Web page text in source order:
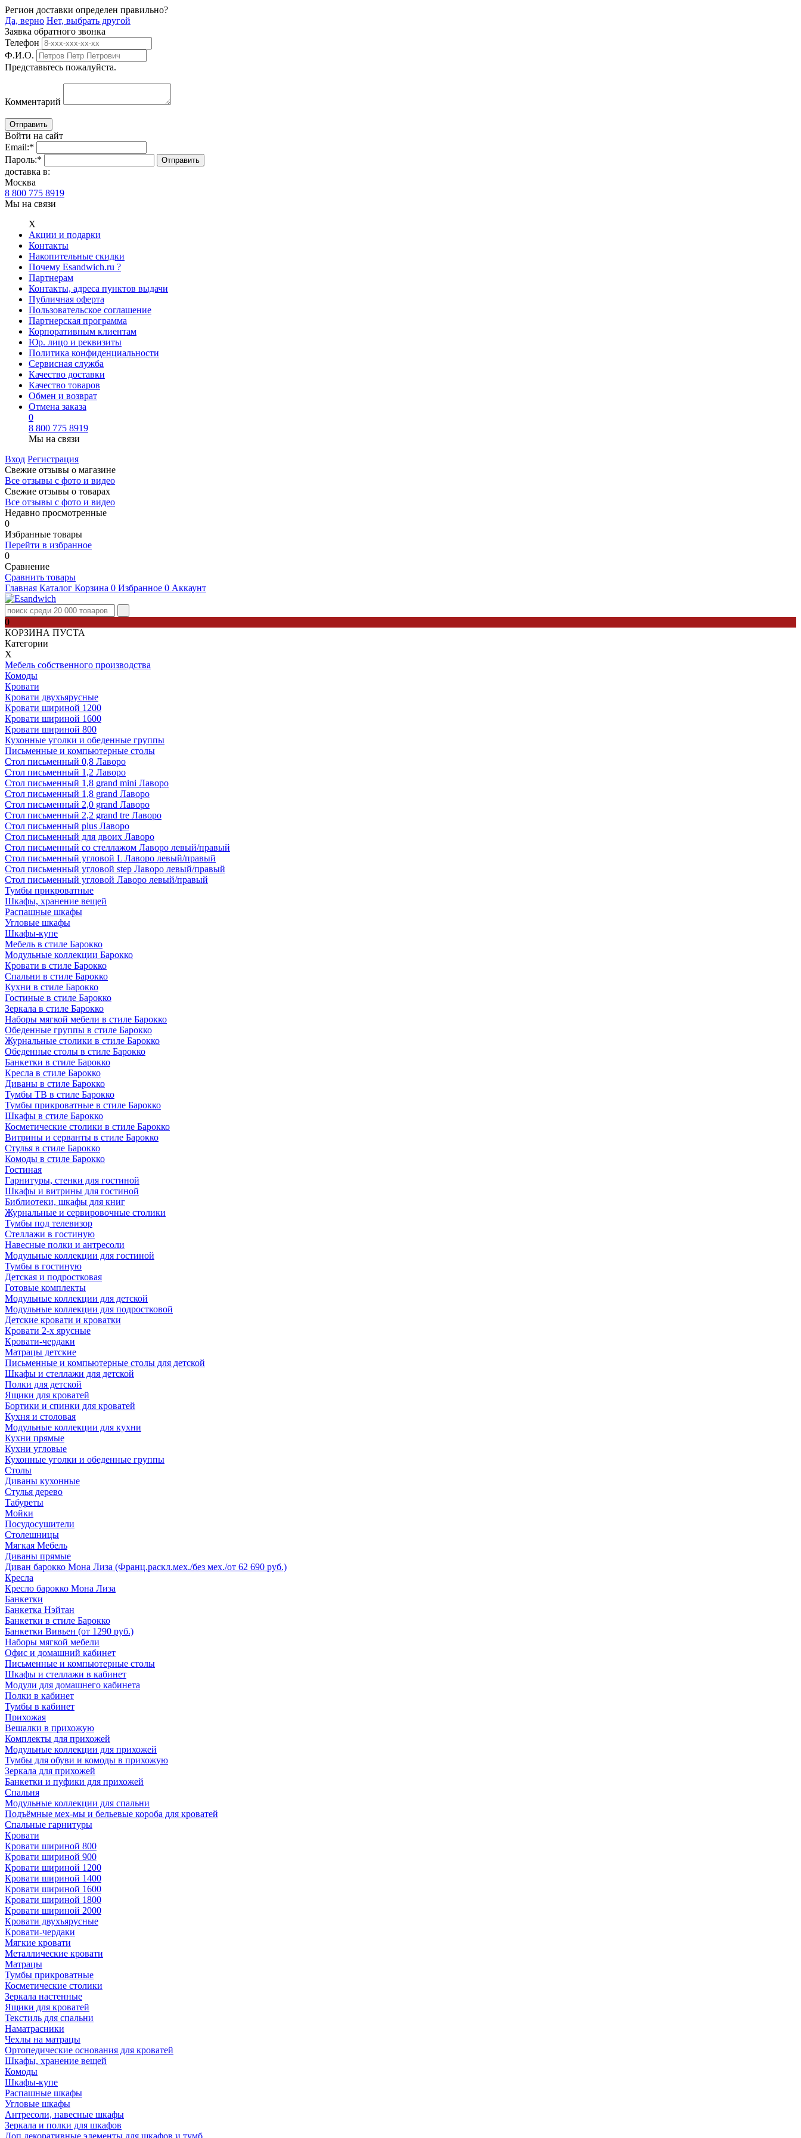
Регион доставки определен правильно?
Да, верно Нет, выбрать другой
Заявка обратного звонка
Телефон
Ф.И.О.
Представьтесь пожалуйста.
Комментарий
Войти на сайт
Email:*
Пароль:*
доставка в:
Москва
8 800 775 8919
Мы на связи
Х
Акции и подарки
Контакты
Накопительные скидки
Почему Esandwich.ru ?
Партнерам
Контакты, адреса пунктов выдачи
Публичная оферта
Пользовательское соглашение
Партнерская программа
Корпоративным клиентам
Юр. лицо и реквизиты
Политика конфиденциальности
Сервисная служба
Качество доставки
Качество товаров
Обмен и возврат
Отмена заказа
0
8 800 775 8919
Мы на связи
Вход Регистрация
Свежие отзывы о магазине
Все отзывы с фото и видео
Свежие отзывы о товарах
Все отзывы c фото и видео
Недавно просмотренные
0
Избранные товары
Перейти в избранное
0
Сравнение
Сравнить товары
Главная Каталог Корзина 0 Избранное 0 Аккаунт
0
КОРЗИНА ПУСТА
Категории
Х
Мебель собственного производства
Комоды
Кровати
Кровати двухъярусные
Кровати шириной 1200
Кровати шириной 1600
Кровати шириной 800
Кухонные уголки и обеденные группы
Письменные и компьютерные столы
Стол письменный 0,8 Лаворо
Стол письменный 1,2 Лаворо
Стол письменный 1,8 grand mini Лаворо
Стол письменный 1,8 grand Лаворо
Стол письменный 2,0 grand Лаворо
Стол письменный 2,2 grand tre Лаворо
Стол письменный plus Лаворо
Стол письменный для двоих Лаворо
Стол письменный со стеллажом Лаворо левый/правый
Стол письменный угловой L Лаворо левый/правый
Стол письменный угловой step Лаворо левый/правый
Стол письменный угловой Лаворо левый/правый
Тумбы прикроватные
Шкафы, хранение вещей
Распашные шкафы
Угловые шкафы
Шкафы-купе
Мебель в стиле Барокко
Модульные коллекции Барокко
Кровати в стиле Барокко
Спальни в стиле Барокко
Кухни в стиле Барокко
Гостиные в стиле Барокко
Зеркала в стиле Барокко
Наборы мягкой мебели в стиле Барокко
Обеденные группы в стиле Барокко
Журнальные столики в стиле Барокко
Обеденные столы в стиле Барокко
Банкетки в стиле Барокко
Кресла в стиле Барокко
Диваны в стиле Барокко
Тумбы ТВ в стиле Барокко
Тумбы прикроватные в стиле Барокко
Шкафы в стиле Барокко
Косметические столики в стиле Барокко
Витрины и серванты в стиле Барокко
Стулья в стиле Барокко
Комоды в стиле Барокко
Гостиная
Гарнитуры, стенки для гостиной
Шкафы и витрины для гостиной
Библиотеки, шкафы для книг
Журнальные и сервировочные столики
Тумбы под телевизор
Стеллажи в гостиную
Навесные полки и антресоли
Модульные коллекции для гостиной
Тумбы в гостиную
Детская и подростковая
Готовые комплекты
Модульные коллекции для детской
Модульные коллекции для подростковой
Детские кровати и кроватки
Кровати 2-х ярусные
Кровати-чердаки
Матрацы детские
Письменные и компьютерные столы для детской
Шкафы и стеллажи для детской
Полки для детской
Ящики для кроватей
Бортики и спинки для кроватей
Кухня и столовая
Модульные коллекции для кухни
Кухни прямые
Кухни угловые
Кухонные уголки и обеденные группы
Столы
Диваны кухонные
Стулья дерево
Табуреты
Мойки
Посудосушители
Столешницы
Мягкая Мебель
Диваны прямые
Диван барокко Мона Лиза (Франц.раскл.мех./без мех./от 62 690 руб.)
Кресла
Кресло барокко Мона Лиза
Банкетки
Банкетка Нэйтан
Банкетки в стиле Барокко
Банкетки Вивьен (от 1290 руб.)
Наборы мягкой мебели
Офис и домашний кабинет
Письменные и компьютерные столы
Шкафы и стеллажи в кабинет
Модули для домашнего кабинета
Полки в кабинет
Тумбы в кабинет
Прихожая
Вешалки в прихожую
Комплекты для прихожей
Модульные коллекции для прихожей
Тумбы для обуви и комоды в прихожую
Зеркала для прихожей
Банкетки и пуфики для прихожей
Спальня
Модульные коллекции для спальни
Подъёмные мех-мы и бельевые короба для кроватей
Спальные гарнитуры
Кровати
Кровати шириной 800
Кровати шириной 900
Кровати шириной 1200
Кровати шириной 1400
Кровати шириной 1600
Кровати шириной 1800
Кровати шириной 2000
Кровати двухъярусные
Кровати-чердаки
Мягкие кровати
Металлические кровати
Матрацы
Тумбы прикроватные
Косметические столики
Зеркала настенные
Ящики для кроватей
Текстиль для спальни
Наматрасники
Чехлы на матрацы
Ортопедические основания для кроватей
Шкафы, хранение вещей
Комоды
Шкафы-купе
Распашные шкафы
Угловые шкафы
Антресоли, навесные шкафы
Зеркала и полки для шкафов
Доп.декоративные элементы для шкафов и тумб